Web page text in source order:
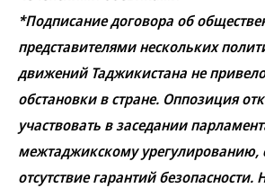
*Подписание договора об
представителями нескольких
движений Таджикистана не
обстановки в стране. Оппозиция
участвовать в заседании
межтаджикскому урегулированию,
отсутствие гарантий безопасности.